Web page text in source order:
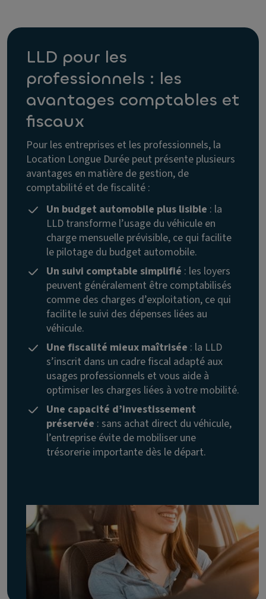
LLD pour les
professionnels : les
avantages comptables et
fiscaux
Pour les entreprises et les professionnels, la
Location Longue Durée peut présente plusieurs
avantages en matière de gestion, de
comptabilité et de fiscalité :
Un budget automobile plus lisible : la
LLD transforme l’usage du véhicule en
charge mensuelle prévisible, ce qui facilite
le pilotage du budget automobile.
Un suivi comptable simplifié : les loyers
peuvent généralement être comptabilisés
comme des charges d’exploitation, ce qui
facilite le suivi des dépenses liées au
véhicule.
Une fiscalité mieux maîtrisée : la LLD
s’inscrit dans un cadre fiscal adapté aux
usages professionnels et vous aide à
optimiser les charges liées à votre mobilité.
Une capacité d’investissement
préservée : sans achat direct du véhicule,
l’entreprise évite de mobiliser une
trésorerie importante dès le départ.